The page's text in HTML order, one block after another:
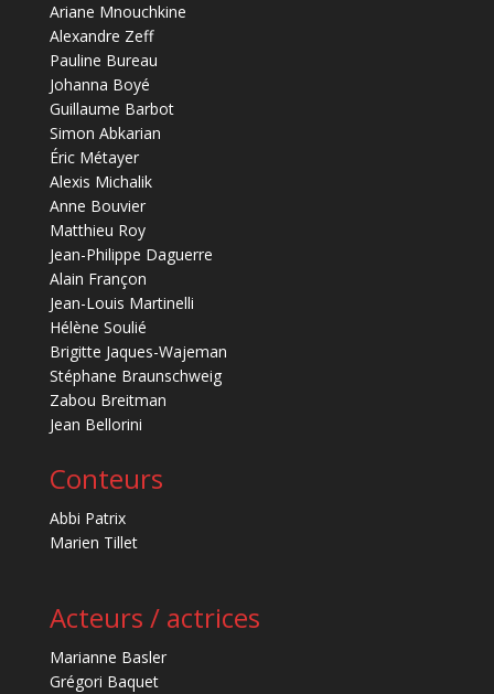
Ariane Mnouchkine
Alexandre Zeff
Pauline Bureau
Johanna Boyé
Guillaume Barbot
Simon Abkarian
Éric Métayer
Alexis Michalik
Anne Bouvier
Matthieu Roy
Jean-Philippe Daguerre
Alain Françon
Jean-Louis Martinelli
Hélène Soulié
Brigitte Jaques-Wajeman
Stéphane Braunschweig
Zabou Breitman
Jean Bellorini
Conteurs
Abbi Patrix
Marien Tillet
Acteurs / actrices
Marianne Basler
Grégori Baquet